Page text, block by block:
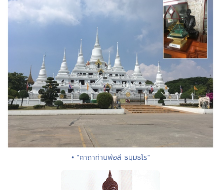
• "คาถาท่านพ่อลี ธมฺมธโร"